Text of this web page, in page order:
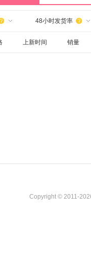
48小时发货率 
上新时间 销量
Copyright © 2011-